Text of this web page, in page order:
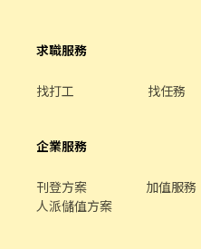
求職服務
找打工 找任務
企業服務
刊登方案 加值服務
人派儲值方案